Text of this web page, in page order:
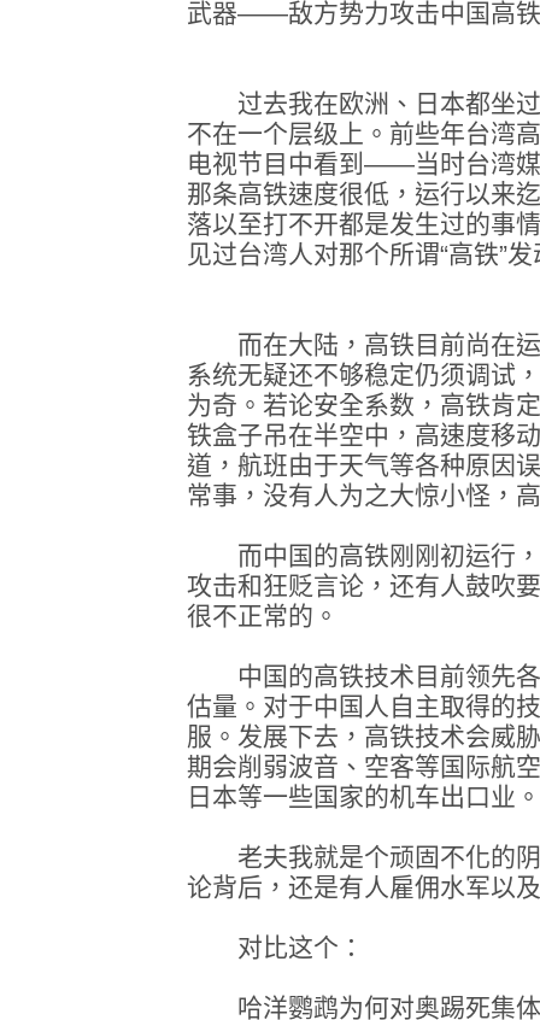
武器——敌方势力攻击中国高
过去我在欧洲、日本都坐过
不在一个层级上。前些年台湾
电视节目中看到——当时台湾
那条高铁速度很低，运行以
落以至打不开都是发生过的事
见过台湾人对那个所谓“高铁”
而在大陆，高铁目前尚在运
系统无疑还不够稳定仍须调试
为奇。若论安全系数，高铁
铁盒子吊在半空中，高速度移
道，航班由于天气等各种原因
常事，没有人为之大惊小怪，
而中国的高铁刚刚初运行，
攻击和狂贬言论，还有人鼓吹
很不正常的。
中国的高铁技术目前领先各
估量。对于中国人自主取得的
服。发展下去，高铁技术会威
期会削弱波音、空客等国际航
日本等一些国家的机车出口业。
老夫我就是个顽固不化的阴
论背后，还是有人雇佣水军以
对比这个：
哈洋鹦鹉为何对奥踢死集